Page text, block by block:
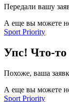
Передали вашу
А еще вы можете
Sport Priority
Упс! Что-
Похоже, ваша
А еще вы можете
Sport Priority